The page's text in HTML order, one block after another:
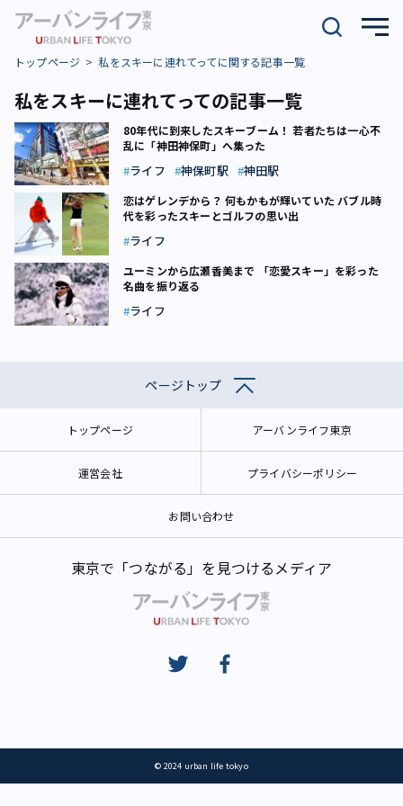
トップページ 私をスキーに連れてってに関する記事一覧
私をスキーに連れてっての記事一覧
80年代に到来したスキーブーム！ 若者たちは一心不
乱に「神田神保町」へ集った
ライフ 神保町駅 神田駅
恋はゲレンデから？ 何もかもが輝いていた バブル時
代を彩ったスキーとゴルフの思い出
ライフ
ユーミンから広瀬香美まで 「恋愛スキー」を彩った
名曲を振り返る
ライフ
ページトップ
トップページ アーバンライフ東京
運営会社 プライバシーポリシー
お問い合わせ
東京で「つながる」を見つけるメディア
© 2024 urban life tokyo